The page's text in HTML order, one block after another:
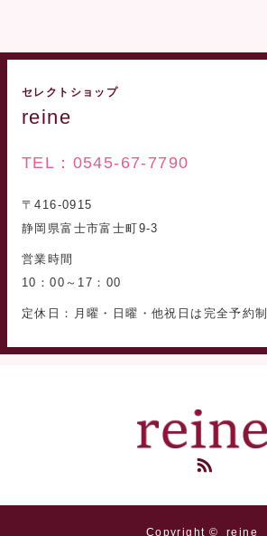
セレクトショップ
reine
TEL：0545-67-7790
〒416-0915
静岡県富士市富士町9-3
営業時間
10：00～17：00
定休日：月曜・日曜・他祝日は完全予約制
Copyright ©reine